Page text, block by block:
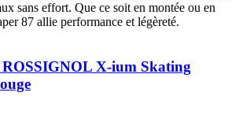
sans effort. Que ce soit en montée ou en
87 allie performance et légèreté.
X-ium Skating